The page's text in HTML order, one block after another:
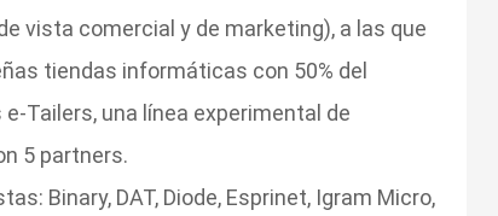
vista comercial y de marketing), a las que
tiendas informáticas con 50% del
e-Tailers, una línea experimental de
5 partners.
Binary, DAT, Diode, Esprinet, Igram Micro,